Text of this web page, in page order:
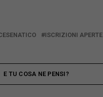
ISCRIZIONI APERTE
E TU COSA NE PENSI?